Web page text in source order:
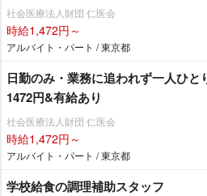
社会医療法人財団 仁医会
時給1,472円～
アルバイト・パート / 東京都
日勤のみ・業務に追われず一人ひ
1472円&有給あり
社会医療法人財団 仁医会
時給1,472円～
アルバイト・パート / 東京都
学校給食の調理補助スタッフ